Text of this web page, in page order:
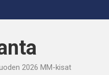
2026 MM-kisat